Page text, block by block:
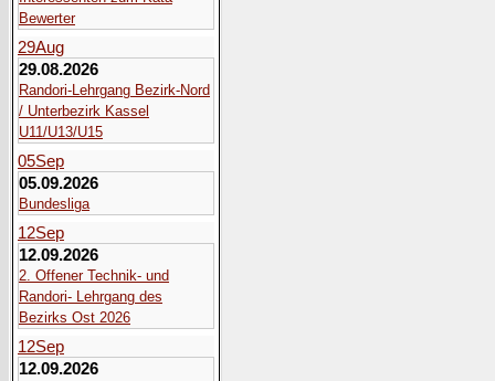
Bewerter
29Aug
29.08.2026
Randori-Lehrgang Bezirk-Nord
/ Unterbezirk Kassel
U11/U13/U15
05Sep
05.09.2026
Bundesliga
12Sep
12.09.2026
2. Offener Technik- und
Randori- Lehrgang des
Bezirks Ost 2026
12Sep
12.09.2026